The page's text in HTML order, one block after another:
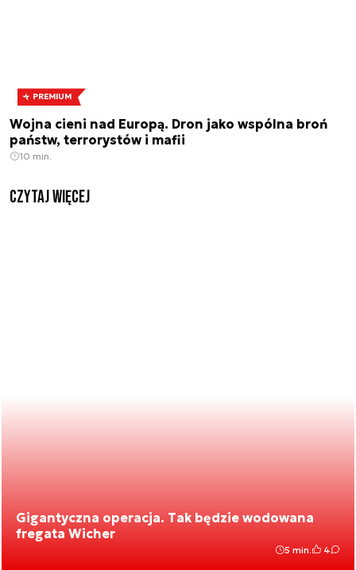
PREMIUM
Wojna cieni nad Europą. Dron jako wspólna broń
państw, terrorystów i mafii
10 min.
czytaj więcej
Gigantyczna operacja. Tak będzie wodowana
fregata Wicher
5 min. 4